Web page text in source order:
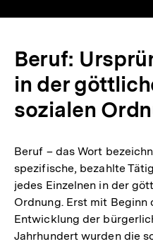
Beruf:
in der
sozialen
Beruf – das Wort
spezifische, bezahlte
jedes Einzelnen in der
Ordnung. Erst mit
Entwicklung der
Jahrhundert wurden die